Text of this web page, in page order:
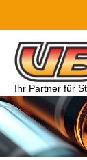
Ihr Partner für